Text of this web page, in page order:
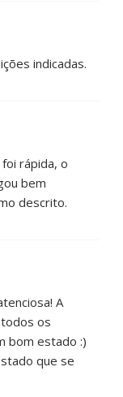
indicadas.
rápida, o
bem
descrito.
A
os
bom estado :)
que se